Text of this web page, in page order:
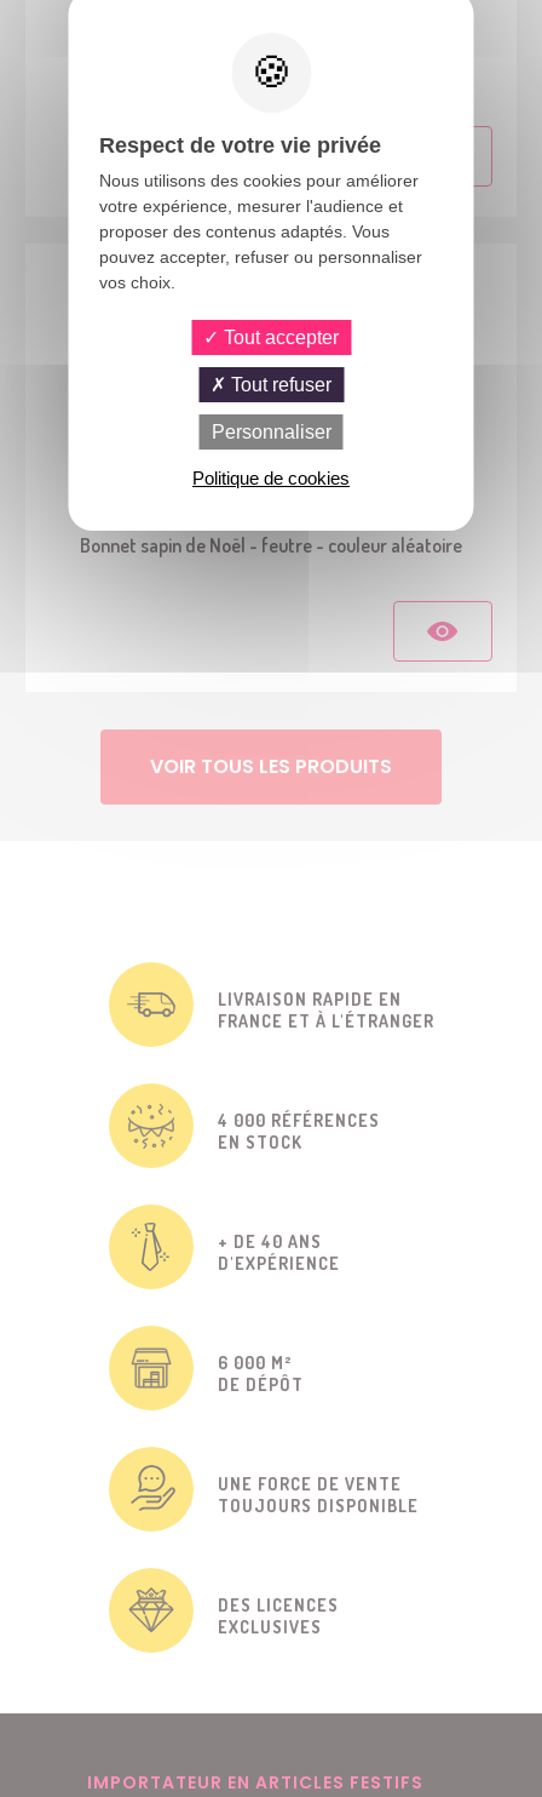
Chapeau cowgirl - adulte - rose
Bonnet sapin de Noël - feutre - couleur aléatoire
VOIR TOUS LES PRODUITS
LIVRAISON RAPIDE EN
FRANCE ET À L'ÉTRANGER
4 000 RÉFÉRENCES
EN STOCK
+ DE 40 ANS
D'EXPÉRIENCE
6 000 M²
DE DÉPÔT
UNE FORCE DE VENTE
TOUJOURS DISPONIBLE
DES LICENCES
EXCLUSIVES
IMPORTATEUR EN ARTICLES FESTIFS
Respect de votre vie privée
Nous utilisons des cookies pour améliorer
votre expérience, mesurer l'audience et
proposer des contenus adaptés. Vous
pouvez accepter, refuser ou personnaliser
vos choix.
Tout accepter
Tout refuser
Personnaliser
Politique de cookies